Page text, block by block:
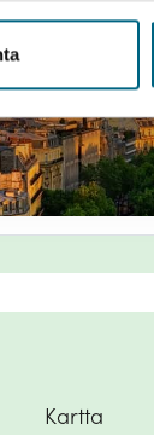
Kartta